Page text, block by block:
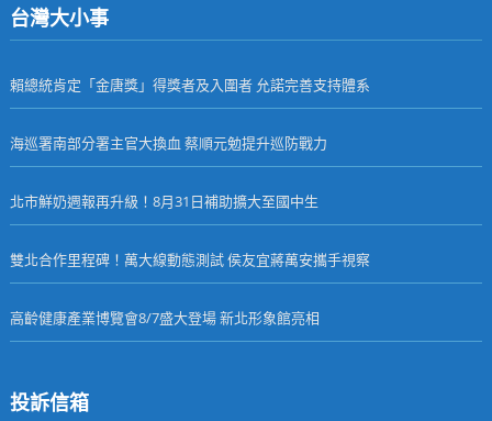
台灣大小事
賴總統肯定「金唐獎」得獎者及入圍者 允諾完善支持體系
海巡署南部分署主官大換血 蔡順元勉提升巡防戰力
北市鮮奶週報再升級！8月31日補助擴大至國中生
雙北合作里程碑！萬大線動態測試 侯友宜蔣萬安攜手視察
高齡健康產業博覽會8/7盛大登場 新北形象館亮相
投訴信箱